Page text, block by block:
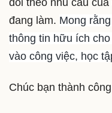
đổi theo nhu cầu
đang làm. Mong
thông tin hữu ích
vào công việc, học
Chúc bạn thành